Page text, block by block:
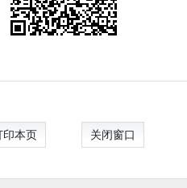
印本页 关闭窗口